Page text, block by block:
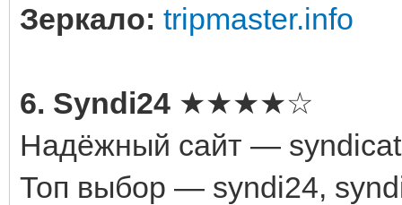
Зеркало: tripmaster.info
6. Syndi24 ★★★★☆
Надёжный сайт —
Топ выбор — syndi24,